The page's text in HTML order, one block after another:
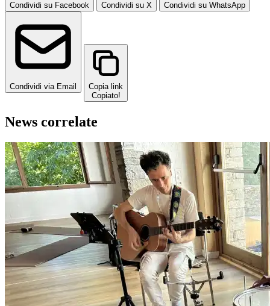
Condividi su Facebook Condividi su X Condividi su WhatsApp
Condividi via Email
Copia link
Copiato!
News correlate